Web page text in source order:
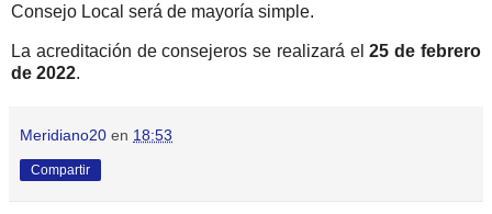
Consejo Local será de mayoría simple.
La acreditación de consejeros se realizará el25 de febrero
de 2022.
Meridiano20 en 18:53
Compartir